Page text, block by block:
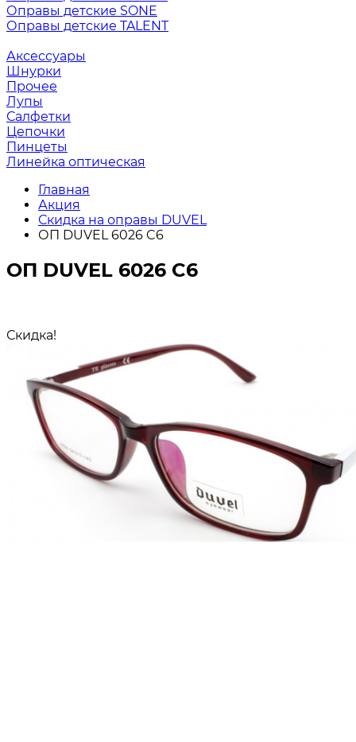
Оправы детские SONE
Оправы детские TALENT
Аксессуары
Шнурки
Прочее
Лупы
Салфетки
Цепочки
Пинцеты
Линейка оптическая
Главная
Акция
Скидка на оправы DUVEL
ОП DUVEL 6026 C6
ОП DUVEL 6026 C6
Скидка!